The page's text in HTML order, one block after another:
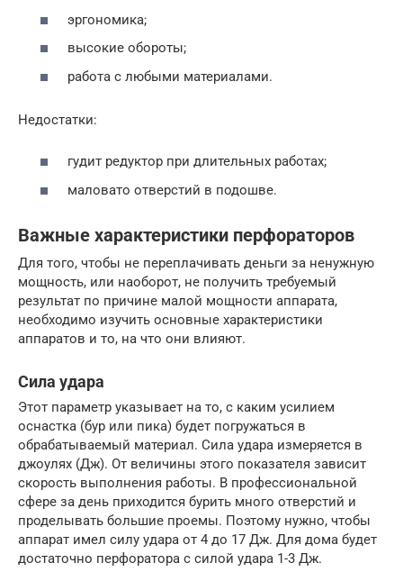
эргономика;
высокие обороты;
работа с любыми материалами.
Недостатки:
гудит редуктор при длительных работах;
маловато отверстий в подошве.
Важные характеристики перфораторов
Для того, чтобы не переплачивать деньги за ненужную
мощность, или наоборот, не получить требуемый
результат по причине малой мощности аппарата,
необходимо изучить основные характеристики
аппаратов и то, на что они влияют.
Сила удара
Этот параметр указывает на то, с каким усилием
оснастка (бур или пика) будет погружаться в
обрабатываемый материал. Сила удара измеряется в
джоулях (Дж). От величины этого показателя зависит
скорость выполнения работы. В профессиональной
сфере за день приходится бурить много отверстий и
проделывать большие проемы. Поэтому нужно, чтобы
аппарат имел силу удара от 4 до 17 Дж. Для дома будет
достаточно перфоратора с силой удара 1-3 Дж.